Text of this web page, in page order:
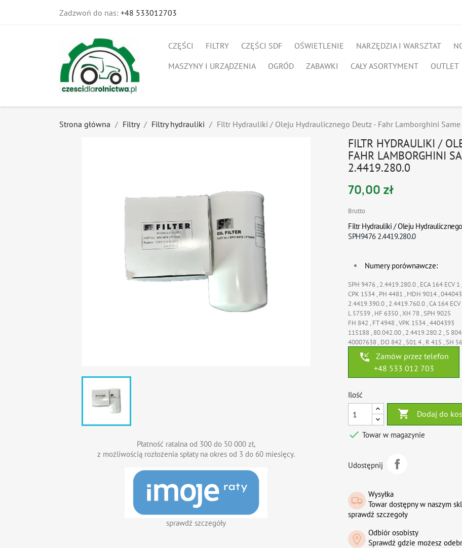
Zadzwoń do nas: +48 533012703
CZĘŚCI FILTRY CZĘŚCI SDF OŚWIETLENIE NARZĘDZIA I WARSZTAT
MASZYNY I URZĄDZENIA
OGRÓD ZABAWKI CAŁY ASORTYMENT OUTLET
Strona główna Filtry Filtry hydrauliki Filtr Hydrauliki / Oleju Hydraulicznego Deutz - Fahr Lamborghini
Płatność ratalna od 300 do 50 000 zł,
z możliwością rozłożenia spłaty na okres od 3 do 60 miesięcy.
sprawdź szczegóły
FILTR HYDRAULIKI /
FAHR LAMBORGHINI
2.4419.280.0
70,00 zł
Brutto
Filtr Hydrauliki / Oleju Hydraulicznego
SPH94762.4419.280.0
Numery porównawcze:
SPH 9476 , 2.4419.280.0 , ECA 164 ECV 1 ,
CPK 1534 , PH 4481 , MDH 9014 ,
2.4419.390.0 , 2.4419.760.0 ,CA 164 ECV
L 57539 , HF 6350 ,XH 78 ,SPH 9025
FH 842 , FT 4948 ,VPK 1534 ,4404393
115188 , 80.042.00 , 2.4419.280.2 ,S
40007638 , DO 842 , 501.4 , R 415 ,SH
phone_callback
Zamów przez telefon
+48 533 012 703
Ilość
 Dodaj do
 Towar w magazynie
Udostępnij
Wysyłka
Towar dostępny w naszym
sprawdź szczegoły
Odbiór osobisty
Sprawdź gdzie możesz